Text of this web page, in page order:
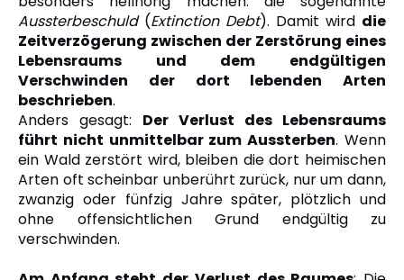
Aussterbeschuld(Extinction Debt). Damit wird die
Zeitverzögerung zwischen der Zerstörung eines
Lebensraums und dem endgültigen
Verschwinden der dort lebenden Arten
beschrieben.
Anders gesagt: Der Verlust des Lebensraums
führt nicht unmittelbar zum Aussterben. Wenn
ein Wald zerstört wird, bleiben die dort heimischen
Arten oft scheinbar unberührt zurück, nur um dann,
zwanzig oder fünfzig Jahre später, plötzlich und
ohne offensichtlichen Grund endgültig zu
verschwinden.